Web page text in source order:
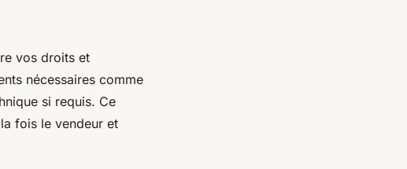
vos droits et
nécessaires comme
si requis. Ce
fois le vendeur et